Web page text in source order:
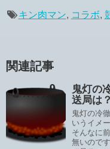
キン肉マン, コラボ,
関連記事
鬼灯の
送局は
鬼灯の冷
いうイメ
そんなに
無いので